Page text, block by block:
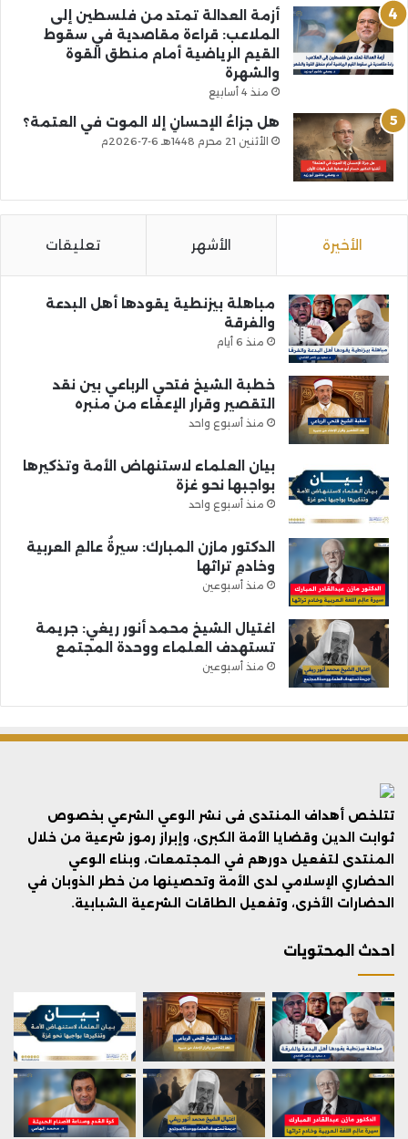
أزمة العدالة تمتد من فلسطين إلى
الملاعب: قراءة مقاصدية في سقوط
القيم الرياضية أمام منطق القوة
والشهرة
منذ 4 أسابيع
هل جزاءُ الإحسانِ إلا الموت في العتمة؟
الأثنين 21 محرم 1448هـ 6-7-2026م
الأخيرة الأشهر تعليقات
مباهلة بيزنطية يقودها أهل البدعة
والفرقة
منذ 6 أيام
خطبة الشيخ فتحي الرباعي بين نقد
التقصير وقرار الإعفاء من منبره
منذ أسبوع واحد
بيان العلماء لاستنهاض الأمة وتذكيرها
بواجبها نحو غزة
منذ أسبوع واحد
الدكتور مازن المبارك: سيرةُ عالمِ العربية
وخادمِ تراثها
منذ أسبوعين
اغتيال الشيخ محمد أنور ريغي: جريمة
تستهدف العلماء ووحدة المجتمع
منذ أسبوعين
تتلخص أهداف المنتدى فى نشر الوعي الشرعي بخصوص
ثوابت الدين وقضايا الأمة الكبرى، وإبراز رموز شرعية من خلال
المنتدى لتفعيل دورهم في المجتمعات، وبناء الوعي
الحضاري الإسلامي لدى الأمة وتحصينها من خطر الذوبان في
الحضارات الأخرى، وتفعيل الطاقات الشرعية الشبابية.
احدث المحتويات